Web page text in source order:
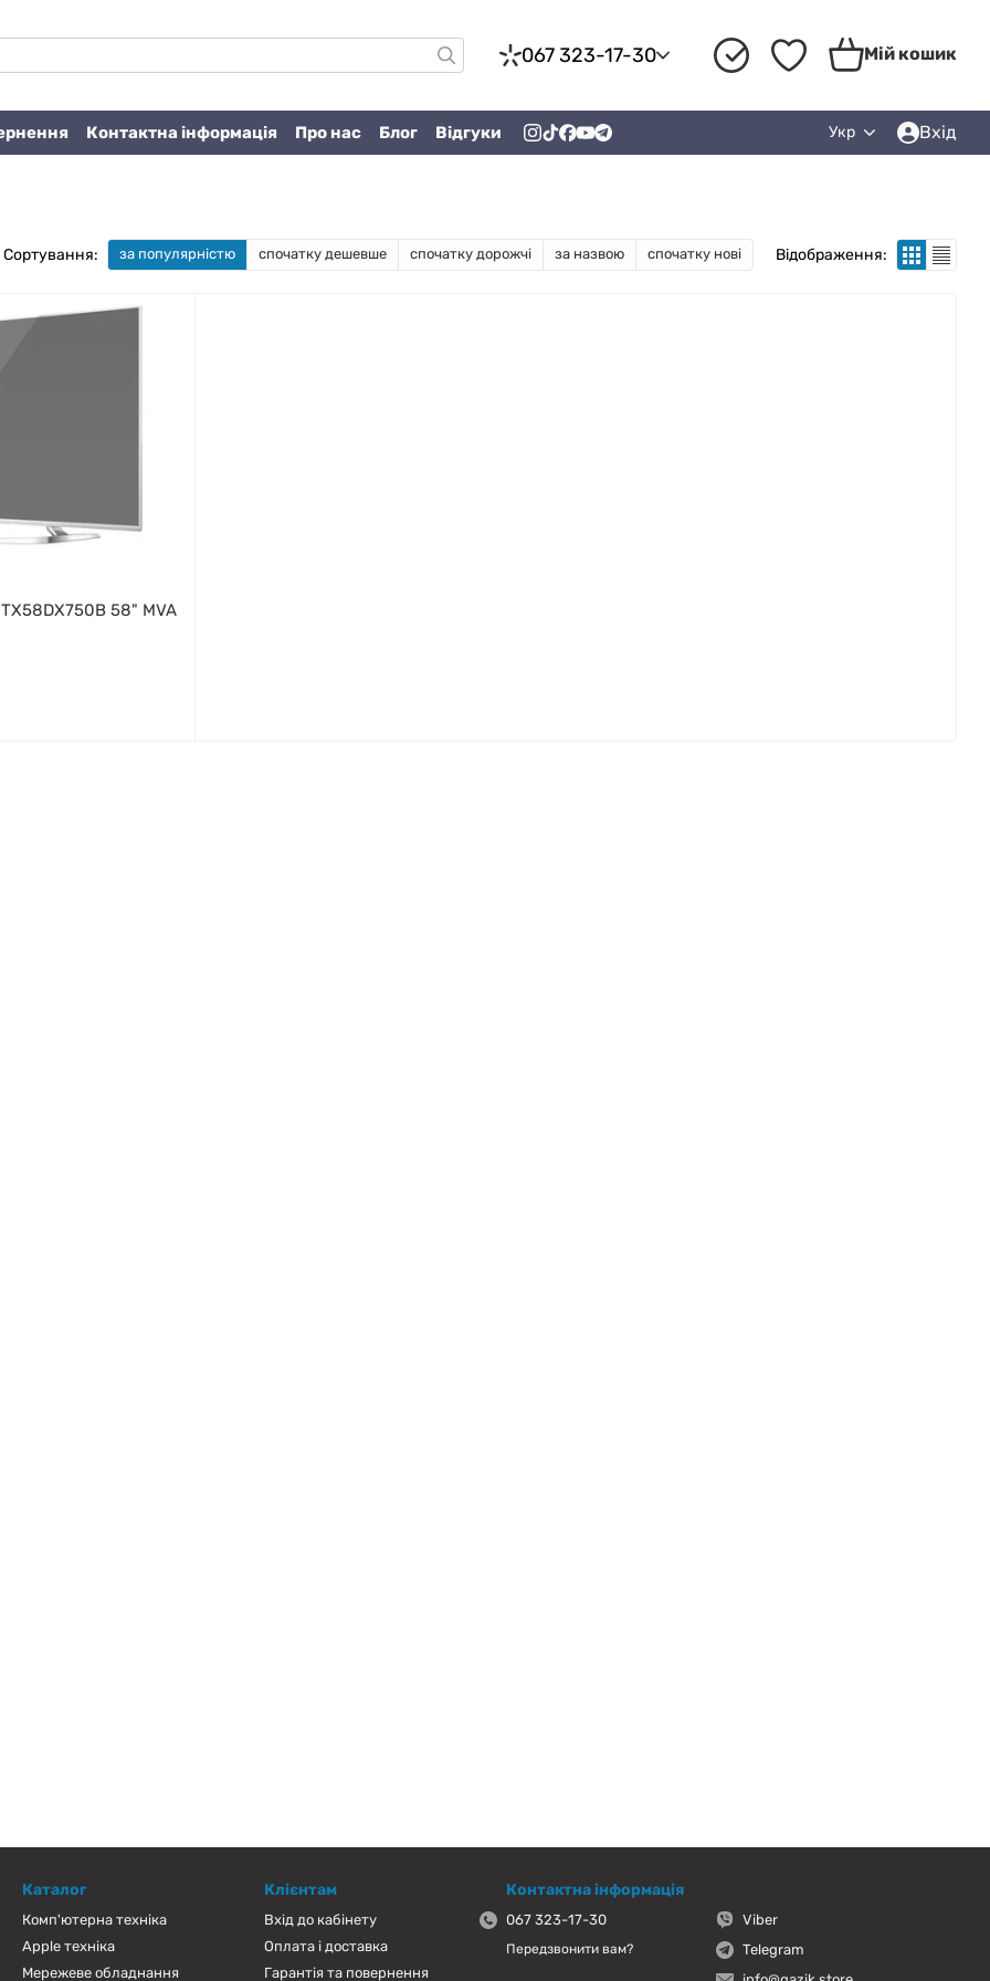
067 323-17-30 Мій кошик
Контактна інформація Про нас Блог Відгуки Укр Вхід
Сортування: за популярністю спочатку дешевше спочатку дорожчі за назвою спочатку нові Відображення:
58" MVA
Каталог
Комп'ютерна техніка
Apple техніка
Мережеве обладнання
Клієнтам
Вхід до кабінету
Оплата і доставка
Гарантія та повернення
Контактна інформація
067 323-17-30
Передзвонити вам?
Viber
Telegram